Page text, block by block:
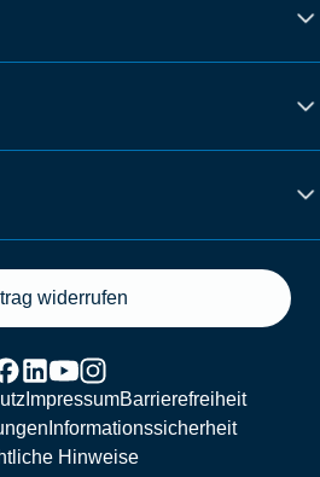
widerrufen
ImpressumBarrierefreiheit
Informationssicherheit
Hinweise